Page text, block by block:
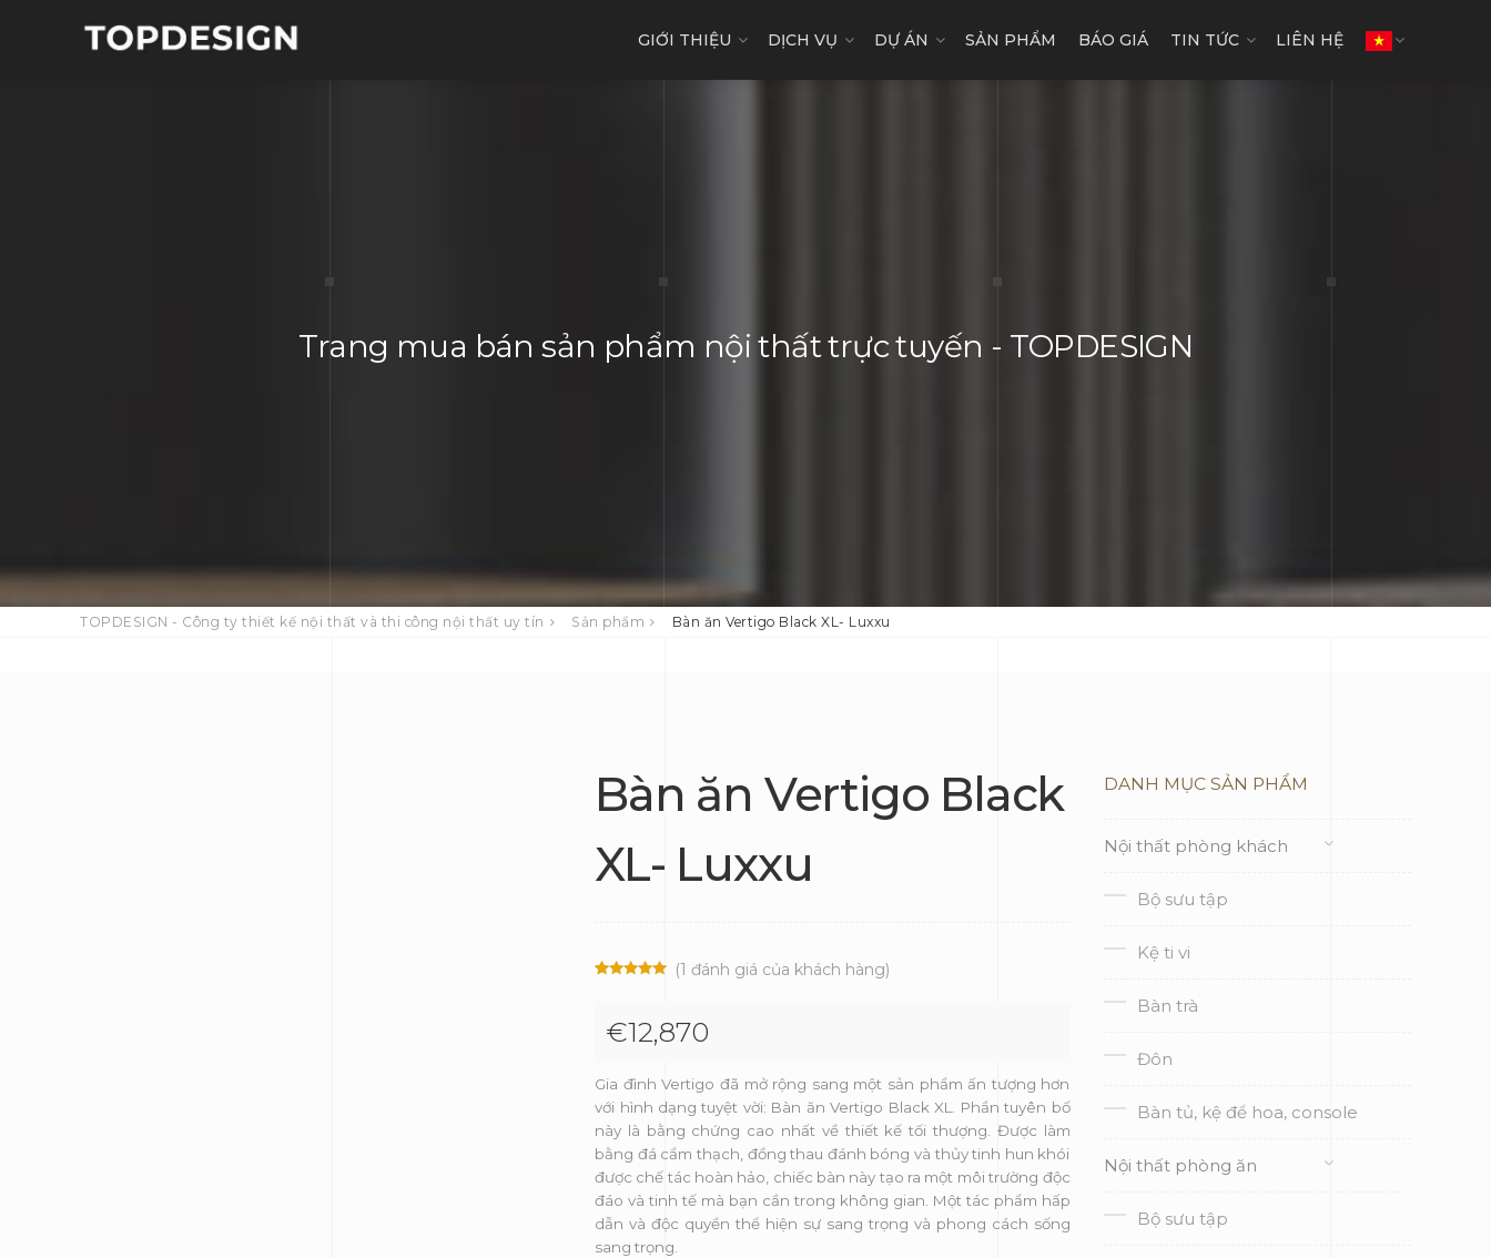
GIỚI THIỆU DỊCH VỤ DỰ ÁN SẢN PHẨM BÁO GIÁ TIN TỨC LIÊN HỆ
Trang mua bán sản phẩm nội thất trực tuyến - TOPDESIGN
TOPDESIGN - Công ty thiết kế nội thất và thi công nội thất uy tín Sản phẩm Bàn ăn Vertigo Black XL- Luxxu
Bàn ăn Vertigo Black
XL- Luxxu
(1 đánh giá của khách hàng)
€12,870
Gia đình Vertigo đã mở rộng sang một sản phẩm ấn tượng hơn
với hình dạng tuyệt vời: Bàn ăn Vertigo Black XL. Phần tuyên bố
này là bằng chứng cao nhất về thiết kế tối thượng. Được làm
bằng đá cẩm thạch, đồng thau đánh bóng và thủy tinh hun khói
được chế tác hoàn hảo, chiếc bàn này tạo ra một môi trường độc
đáo và tinh tế mà bạn cần trong không gian. Một tác phẩm hấp
dẫn và độc quyền thể hiện sự sang trọng và phong cách sống
sang trọng.
DANH MỤC SẢN PHẨM
Nội thất phòng khách
Bộ sưu tập
Kệ ti vi
Bàn trà
Đôn
Bàn tủ, kệ để hoa, console
Nội thất phòng ăn
Bộ sưu tập